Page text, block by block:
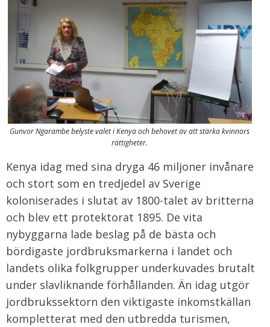
Gunvor Ngarambe belyste valet i Kenya och behovet av att stärka kvinnors
rättigheter.
Kenya idag med sina dryga 46 miljoner invånare
och stort som en tredjedel av Sverige
koloniserades i slutat av 1800-talet av britterna
och blev ett protektorat 1895. De vita
nybyggarna lade beslag på de bästa och
bördigaste jordbruksmarkerna i landet och
landets olika folkgrupper underkuvades brutalt
under slavliknande förhållanden. Än idag utgör
jordbrukssektorn den viktigaste inkomstkällan
kompletterat med den utbredda turismen,